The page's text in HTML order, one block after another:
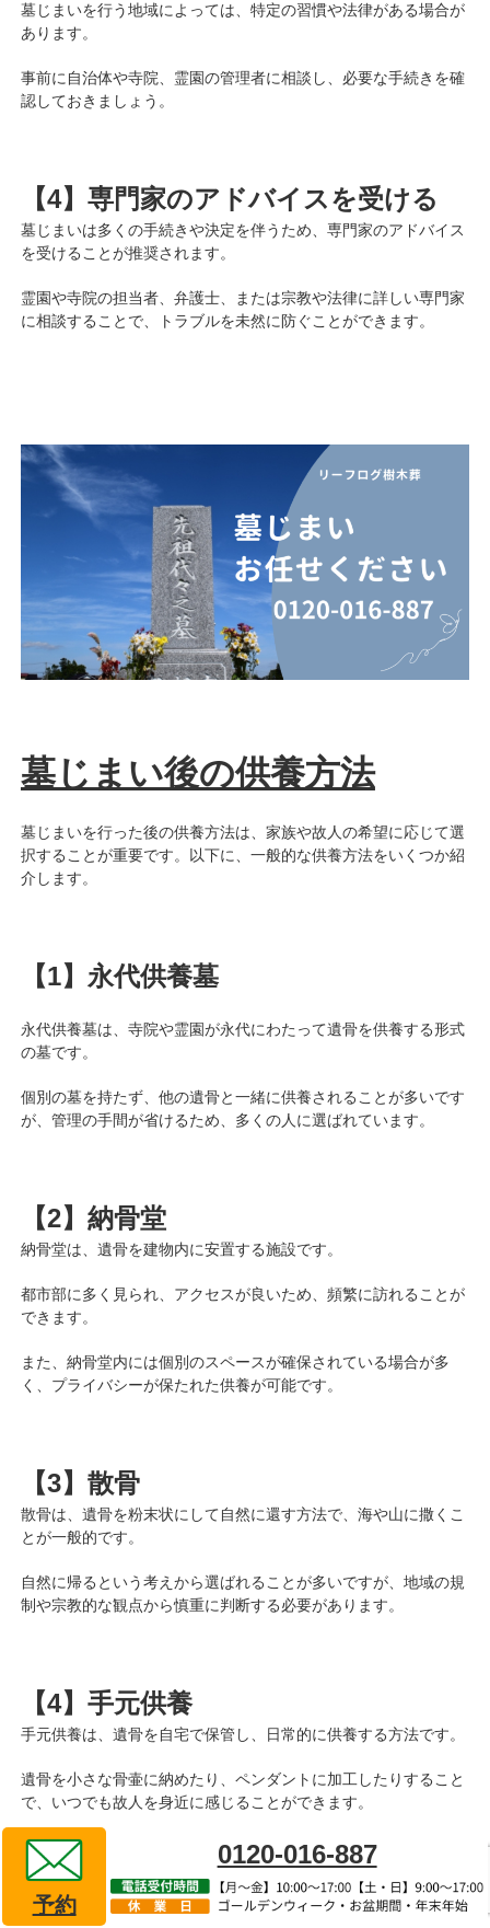
墓じまいを行う地域によっては、特定の習慣や法律がある場合が
あります。
事前に自治体や寺院、霊園の管理者に相談し、必要な手続きを確
認しておきましょう。
【4】専門家のアドバイスを受ける
墓じまいは多くの手続きや決定を伴うため、専門家のアドバイス
を受けることが推奨されます。
霊園や寺院の担当者、弁護士、または宗教や法律に詳しい専門家
に相談することで、トラブルを未然に防ぐことができます。
墓じまい後の供養方法
墓じまいを行った後の供養方法は、家族や故人の希望に応じて選
択することが重要です。以下に、一般的な供養方法をいくつか紹
介します。
【1】 永代供養墓
永代供養墓は、寺院や霊園が永代にわたって遺骨を供養する形式
の墓です。
個別の墓を持たず、他の遺骨と一緒に供養されることが多いです
が、管理の手間が省けるため、多くの人に選ばれています。
【2】納骨堂
納骨堂は、遺骨を建物内に安置する施設です。
都市部に多く見られ、アクセスが良いため、頻繁に訪れることが
できます。
また、納骨堂内には個別のスペースが確保されている場合が多
く、プライバシーが保たれた供養が可能です。
【3】散骨
散骨は、遺骨を粉末状にして自然に還す方法で、海や山に撒くこ
とが一般的です。
自然に帰るという考えから選ばれることが多いですが、地域の規
制や宗教的な観点から慎重に判断する必要があります。
【4】手元供養
手元供養は、遺骨を自宅で保管し、日常的に供養する方法です。
遺骨を小さな骨壷に納めたり、ペンダントに加工したりすること
で、いつでも故人を身近に感じることができます。
予約
0120-016-887